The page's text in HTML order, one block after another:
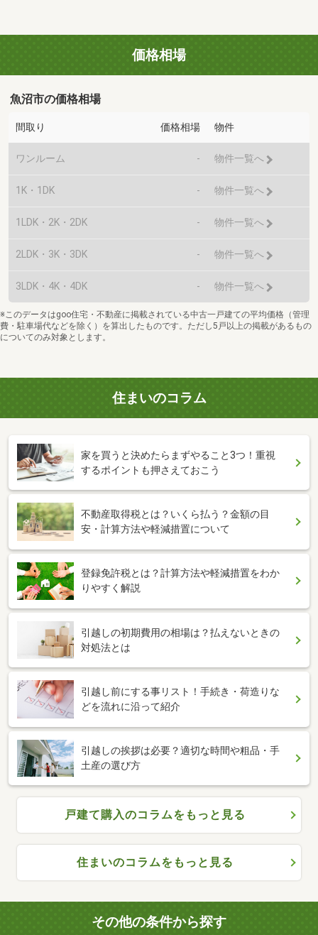
価格相場
魚沼市の価格相場
間取り 価格相場 物件
ワンルーム - 物件一覧へ
1K・1DK - 物件一覧へ
1LDK・2K・2DK - 物件一覧へ
2LDK・3K・3DK - 物件一覧へ
3LDK・4K・4DK - 物件一覧へ
※このデータはgoo住宅・不動産に掲載されている中古一戸建ての平均価格（管理
費・駐車場代などを除く）を算出したものです。ただし5戸以上の掲載があるもの
についてのみ対象とします。
住まいのコラム
家を買うと決めたらまずやること3つ！重視
するポイントも押さえておこう
不動産取得税とは？いくら払う？金額の目
安・計算方法や軽減措置について
登録免許税とは？計算方法や軽減措置をわか
りやすく解説
引越しの初期費用の相場は？払えないときの
対処法とは
引越し前にする事リスト！手続き・荷造りな
どを流れに沿って紹介
引越しの挨拶は必要？適切な時間や粗品・手
土産の選び方
戸建て購入のコラムをもっと見る
住まいのコラムをもっと見る
その他の条件から探す